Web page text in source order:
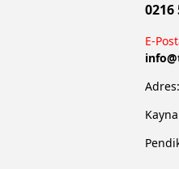
0216
E-
info@